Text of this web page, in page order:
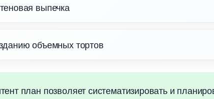
выпечка
объемных торто
план позволяет систематизировать и